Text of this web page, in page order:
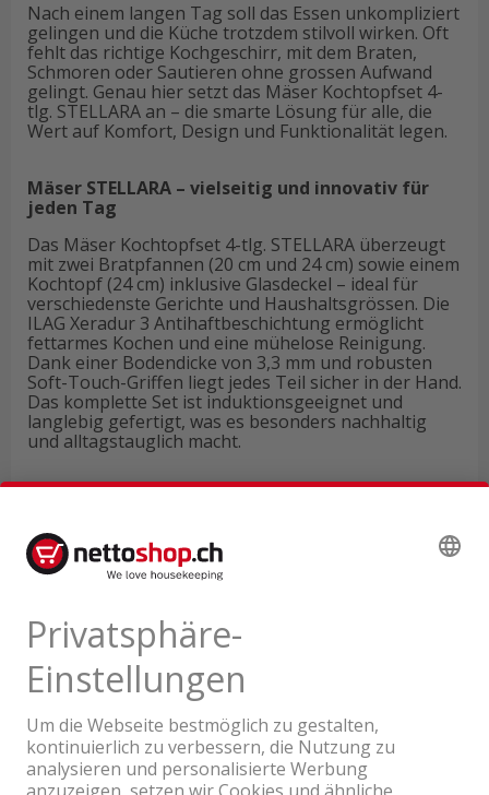
Nach einem langen Tag soll das Essen unkompliziert
gelingen und die Küche trotzdem stilvoll wirken. Oft
fehlt das richtige Kochgeschirr, mit dem Braten,
Schmoren oder Sautieren ohne grossen Aufwand
gelingt. Genau hier setzt das Mäser Kochtopfset 4-
tlg. STELLARA an – die smarte Lösung für alle, die
Wert auf Komfort, Design und Funktionalität legen.
Mäser STELLARA – vielseitig und innovativ für
jeden Tag
Das Mäser Kochtopfset 4-tlg. STELLARA überzeugt
mit zwei Bratpfannen (20 cm und 24 cm) sowie einem
Kochtopf (24 cm) inklusive Glasdeckel – ideal für
verschiedenste Gerichte und Haushaltsgrössen. Die
ILAG Xeradur 3 Antihaftbeschichtung ermöglicht
fettarmes Kochen und eine mühelose Reinigung.
Dank einer Bodendicke von 3,3 mm und robusten
Soft-Touch-Griffen liegt jedes Teil sicher in der Hand.
Das komplette Set ist induktionsgeeignet und
langlebig gefertigt, was es besonders nachhaltig
und alltagstauglich macht.
Produktbewertungen